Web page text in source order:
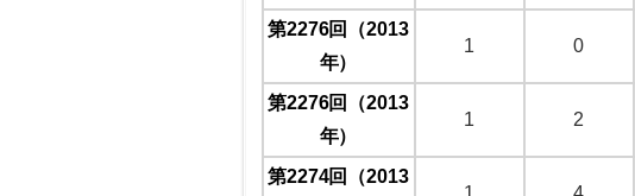
第2276回（2013
年）
1 0
第2276回（2013
年）
1 2
第2274回（2013